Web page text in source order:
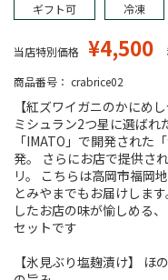
ギフト可 冷凍
当店特別価格 ¥4,500
商品番号
crabrice02
【紅ズワイガニのかにめし
ミシュラン2つ星に選ばれ
「IMATO」で開発された
発。 さらにお店で提供さ
リ。 こちらは高岡市福岡
とみやまでもお届けしま
したお店の味が愉しめる
セットです
【氷見ぶり塩麹漬け】 ほ